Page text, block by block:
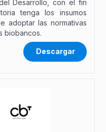
Desarrollo, con el fin
tenga los insumos
adoptar las normativas
biobancos.
Descargar